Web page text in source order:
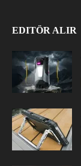
EDITÖR ALIR